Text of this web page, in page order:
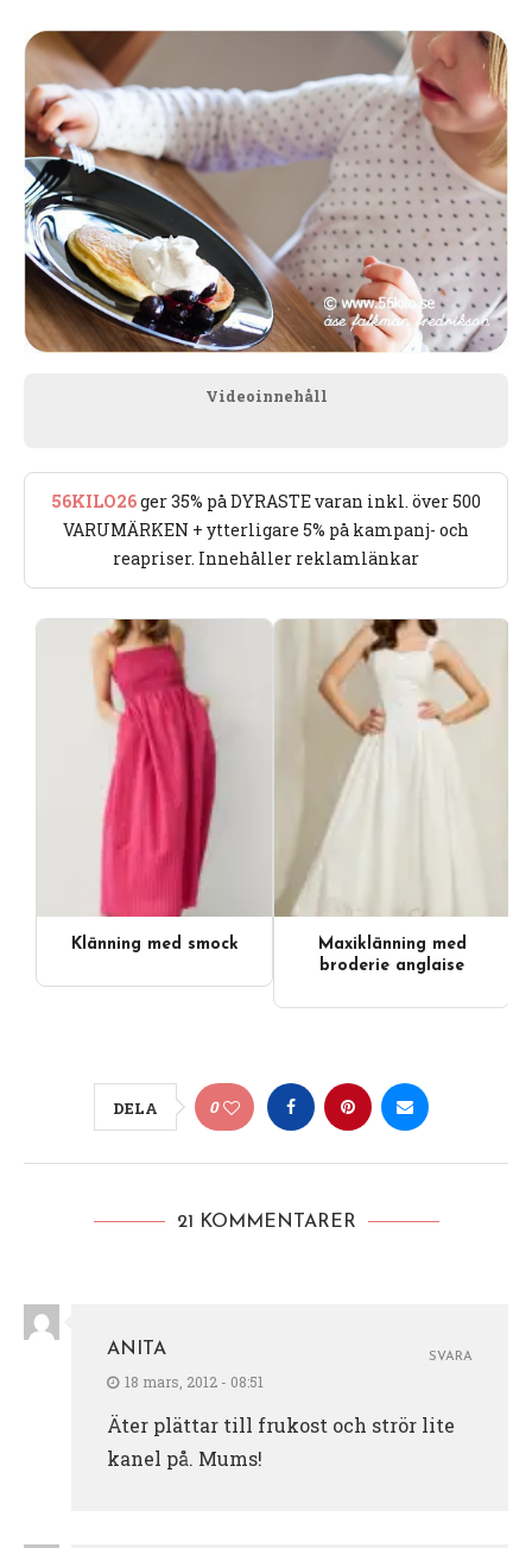
Videoinnehåll
56KILO26ger 35% på DYRASTE varan inkl. över 500
VARUMÄRKEN + ytterligare 5% på kampanj- och
reapriser. Innehåller reklamlänkar
Klänning med smock
Maxiklänning med
broderie anglaise
DELA 0
21 KOMMENTARER
ANITA
18 mars, 2012 - 08:51
Äter plättar till frukost och strör lite
kanel på. Mums!
SVARA